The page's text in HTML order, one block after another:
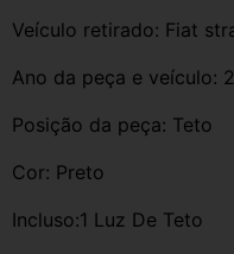
Veículo retirado: Fiat
Ano da peça e veículo:
Posição da peça: Teto
Cor: Preto
Incluso:1 Luz De Teto